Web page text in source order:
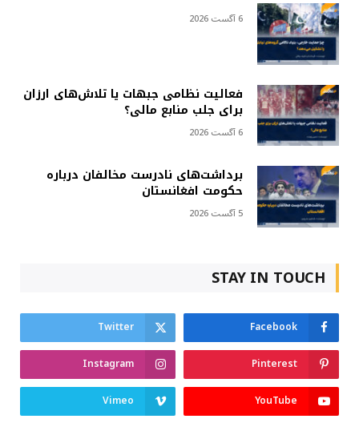
6 آگست 2026
فعالیت نظامی جبهات یا تلاش‌های ارزان
برای جلب منابع مالی؟
6 آگست 2026
برداشت‌های نادرست مخالفان درباره
حکومت افغانستان
5 آگست 2026
STAY IN TOUCH
Facebook
Twitter
Pinterest
Instagram
YouTube
Vimeo